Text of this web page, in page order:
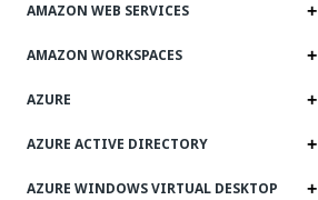
AMAZON WEB SERVICES
AMAZON WORKSPACES
AZURE
AZURE ACTIVE DIRECTORY
AZURE WINDOWS VIRTUAL DESKTOP